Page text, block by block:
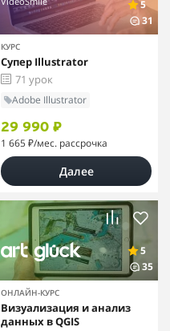
5
31
КУРС
Супер Illustrator
71 урок
Adobe Illustrator
29 990 ₽
1 665 ₽/мес. рассрочка
Далее
5
35
ОНЛАЙН-КУРС
Визуализация и анализ
данных в QGIS